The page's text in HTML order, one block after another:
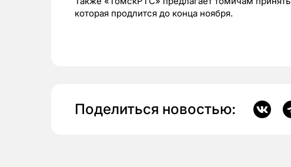
которая продлится до конца ноября.
Поделиться новостью: